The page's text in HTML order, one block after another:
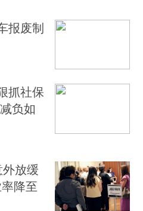
报废制
抓社保
负如
放缓
降至